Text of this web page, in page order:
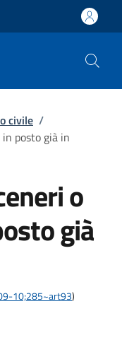
civile /
posto già in
o
già
10;285~art93)